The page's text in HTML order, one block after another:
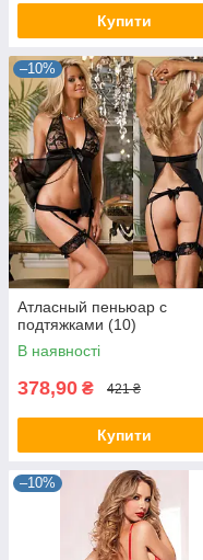
Купити
–10%
Атласный пеньюар с
подтяжками (10)
В наявності
378,90 ₴ 421 ₴
Купити
–10%